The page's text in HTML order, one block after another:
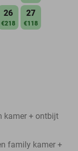
26
€218
27
€118
kamer + ontbijt
family kamer +